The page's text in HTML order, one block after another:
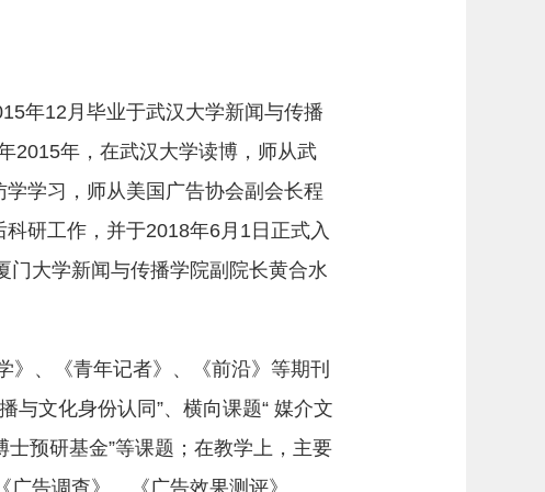
年12月毕业于武汉大学新闻与传播
2015年，在武汉大学读博，师从武
学习，师从美国广告协会副会长程
研工作，并于2018年6月1日正式入
门大学新闻与传播学院副院长黄合水
、《青年记者》、《前沿》等期刊
与文化身份认同”、横向课题“ 媒介文
士预研基金”等课题；在教学上，主要
告调查》、《广告效果测评》、